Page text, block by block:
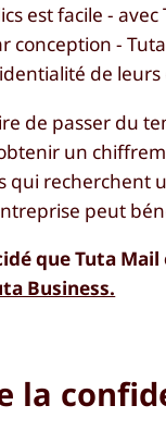
est facile -
conception -
de
de passer du
un
qui recherchent
peut
que Tuta
Business.
la